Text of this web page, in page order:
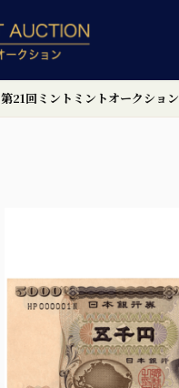
第21回ミントミントオークション